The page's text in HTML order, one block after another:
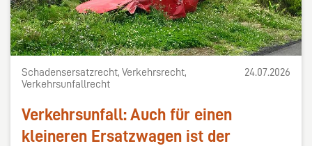
Schadensersatzrecht, Verkehrsrecht,
Verkehrsunfallrecht
24.07.2026
Verkehrsunfall: Auch für einen
kleineren Ersatzwagen ist der